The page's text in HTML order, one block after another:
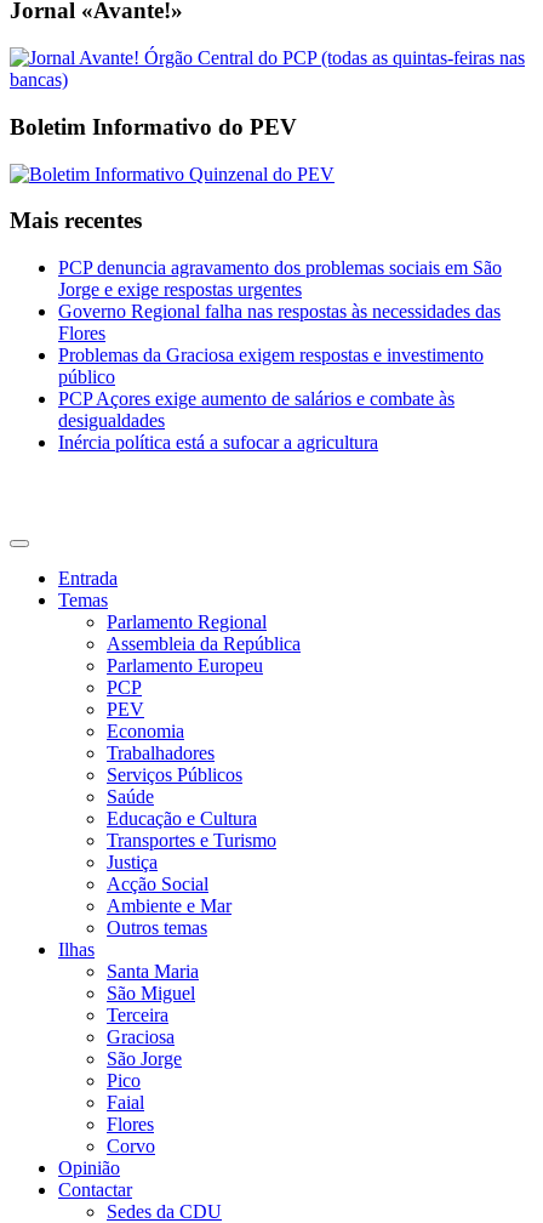
Jornal «Avante!»
Boletim Informativo do PEV
Mais recentes
PCP denuncia agravamento dos problemas sociais em São
Jorge e exige respostas urgentes
Governo Regional falha nas respostas às necessidades das
Flores
Problemas da Graciosa exigem respostas e investimento
público
PCP Açores exige aumento de salários e combate às
desigualdades
Inércia política está a sufocar a agricultura
Entrada
Temas
Parlamento Regional
Assembleia da República
Parlamento Europeu
PCP
PEV
Economia
Trabalhadores
Serviços Públicos
Saúde
Educação e Cultura
Transportes e Turismo
Justiça
Acção Social
Ambiente e Mar
Outros temas
Ilhas
Santa Maria
São Miguel
Terceira
Graciosa
São Jorge
Pico
Faial
Flores
Corvo
Opinião
Contactar
Sedes da CDU